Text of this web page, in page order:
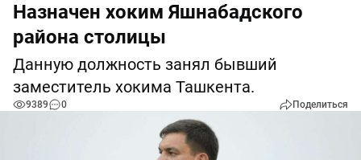
Назначен хоким Яшнабадского
района столицы
Данную должность занял бывший
заместитель хокима Ташкента.
9389 0 Поделиться